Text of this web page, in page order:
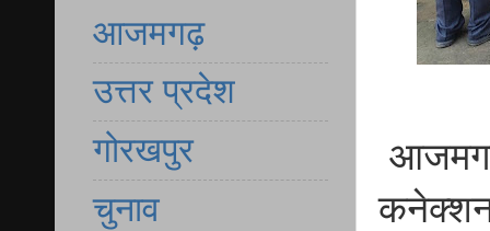
आजमगढ़
उत्तर प्रदेश
गोरखपुर
चुनाव